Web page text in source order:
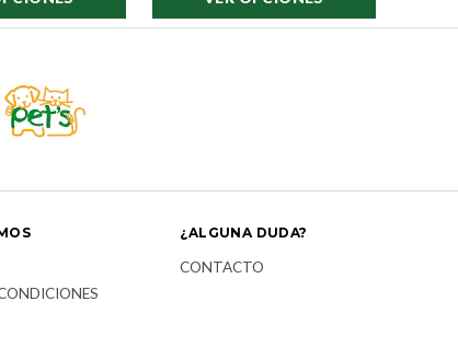
¿ALGUNA DUDA?
CONTACTO